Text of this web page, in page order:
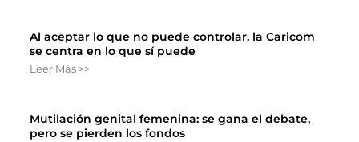
Al aceptar lo que no puede controlar, la Caricom
se centra en lo que sí puede
Leer Más >>
Mutilación genital femenina: se gana el debate,
pero se pierden los fondos